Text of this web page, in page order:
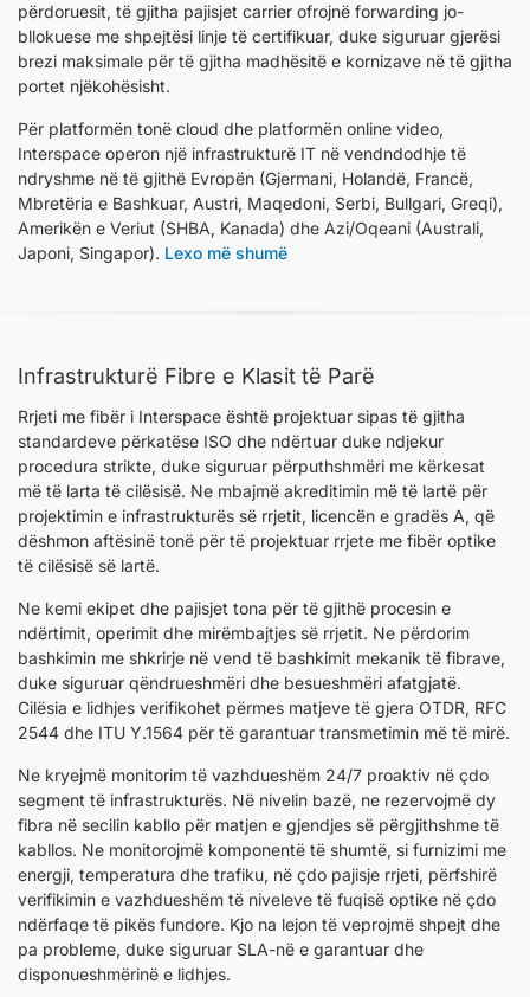
përdoruesit, të gjitha pajisjet carrier ofrojnë forwarding jo-
bllokuese me shpejtësi linje të certifikuar, duke siguruar gjerësi
brezi maksimale për të gjitha madhësitë e kornizave në të gjitha
portet njëkohësisht.
Për platformën tonë cloud dhe platformën online video,
Interspace operon një infrastrukturë IT në vendndodhje të
ndryshme në të gjithë Evropën (Gjermani, Holandë, Francë,
Mbretëria e Bashkuar, Austri, Maqedoni, Serbi, Bullgari, Greqi),
Amerikën e Veriut (SHBA, Kanada) dhe Azi/Oqeani (Australi,
Japoni, Singapor). Lexo më shumë
Infrastrukturë Fibre e Klasit të Parë
Rrjeti me fibër i Interspace është projektuar sipas të gjitha
standardeve përkatëse ISO dhe ndërtuar duke ndjekur
procedura strikte, duke siguruar përputhshmëri me kërkesat
më të larta të cilësisë. Ne mbajmë akreditimin më të lartë për
projektimin e infrastrukturës së rrjetit, licencën e gradës A, që
dëshmon aftësinë tonë për të projektuar rrjete me fibër optike
të cilësisë së lartë.
Ne kemi ekipet dhe pajisjet tona për të gjithë procesin e
ndërtimit, operimit dhe mirëmbajtjes së rrjetit. Ne përdorim
bashkimin me shkrirje në vend të bashkimit mekanik të fibrave,
duke siguruar qëndrueshmëri dhe besueshmëri afatgjatë.
Cilësia e lidhjes verifikohet përmes matjeve të gjera OTDR, RFC
2544 dhe ITU Y.1564 për të garantuar transmetimin më të mirë.
Ne kryejmë monitorim të vazhdueshëm 24/7 proaktiv në çdo
segment të infrastrukturës. Në nivelin bazë, ne rezervojmë dy
fibra në secilin kabllo për matjen e gjendjes së përgjithshme të
kabllos. Ne monitorojmë komponentë të shumtë, si furnizimi me
energji, temperatura dhe trafiku, në çdo pajisje rrjeti, përfshirë
verifikimin e vazhdueshëm të niveleve të fuqisë optike në çdo
ndërfaqe të pikës fundore. Kjo na lejon të veprojmë shpejt dhe
pa probleme, duke siguruar SLA-në e garantuar dhe
disponueshmërinë e lidhjes.